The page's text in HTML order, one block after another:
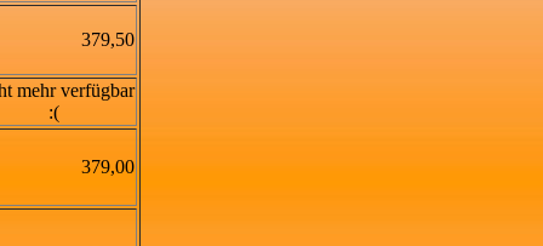
379,50
mehr verfügbar
:(
379,00